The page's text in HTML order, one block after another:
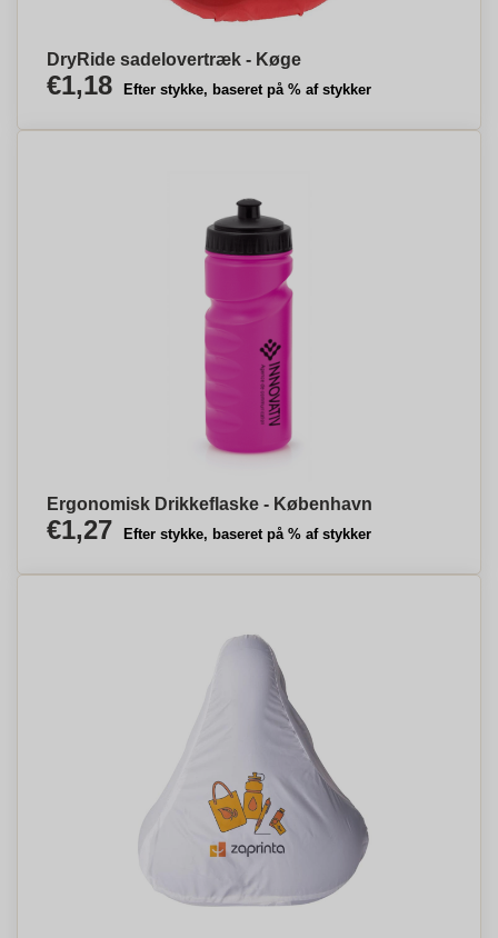
DryRide sadelovertræk - Køge
€1,18 Efter stykke, baseret på % af stykker
Ergonomisk Drikkeflaske - København
€1,27 Efter stykke, baseret på % af stykker